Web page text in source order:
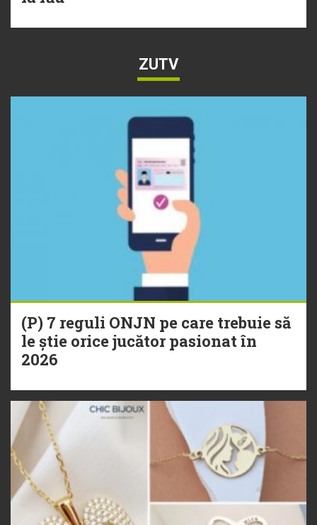
ZUTV
(P) 7 reguli ONJN pe care trebuie să
le știe orice jucător pasionat în
2026